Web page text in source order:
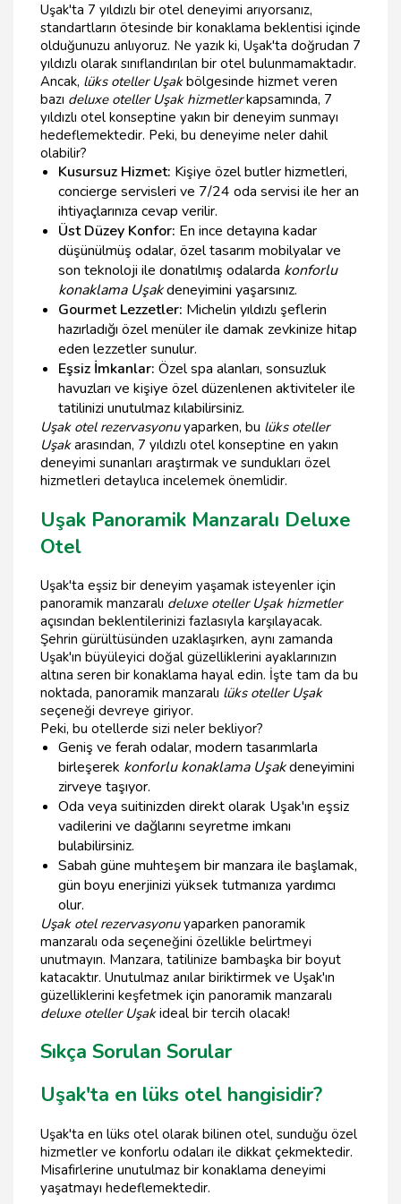
Uşak'ta 7 yıldızlı bir otel deneyimi arıyorsanız,
standartların ötesinde bir konaklama beklentisi içinde
olduğunuzu anlıyoruz. Ne yazık ki, Uşak'ta doğrudan 7
yıldızlı olarak sınıflandırılan bir otel bulunmamaktadır.
Ancak, lüks oteller Uşakbölgesinde hizmet veren
bazı deluxe oteller Uşak hizmetlerkapsamında, 7
yıldızlı otel konseptine yakın bir deneyim sunmayı
hedeflemektedir. Peki, bu deneyime neler dahil
olabilir?
Kusursuz Hizmet: Kişiye özel butler hizmetleri,
concierge servisleri ve 7/24 oda servisi ile her an
ihtiyaçlarınıza cevap verilir.
Üst Düzey Konfor: En ince detayına kadar
düşünülmüş odalar, özel tasarım mobilyalar ve
son teknoloji ile donatılmış odalarda konforlu
konaklama Uşakdeneyimini yaşarsınız.
Gourmet Lezzetler: Michelin yıldızlı şeflerin
hazırladığı özel menüler ile damak zevkinize hitap
eden lezzetler sunulur.
Eşsiz İmkanlar: Özel spa alanları, sonsuzluk
havuzları ve kişiye özel düzenlenen aktiviteler ile
tatilinizi unutulmaz kılabilirsiniz.
Uşak otel rezervasyonuyaparken, bu lüks oteller
Uşakarasından, 7 yıldızlı otel konseptine en yakın
deneyimi sunanları araştırmak ve sundukları özel
hizmetleri detaylıca incelemek önemlidir.
Uşak Panoramik Manzaralı Deluxe
Otel
Uşak'ta eşsiz bir deneyim yaşamak isteyenler için
panoramik manzaralı deluxe oteller Uşak hizmetler
açısından beklentilerinizi fazlasıyla karşılayacak.
Şehrin gürültüsünden uzaklaşırken, aynı zamanda
Uşak'ın büyüleyici doğal güzelliklerini ayaklarınızın
altına seren bir konaklama hayal edin. İşte tam da bu
noktada, panoramik manzaralı lüks oteller Uşak
seçeneği devreye giriyor.
Peki, bu otellerde sizi neler bekliyor?
Geniş ve ferah odalar, modern tasarımlarla
birleşerek konforlu konaklama Uşakdeneyimini
zirveye taşıyor.
Oda veya suitinizden direkt olarak Uşak'ın eşsiz
vadilerini ve dağlarını seyretme imkanı
bulabilirsiniz.
Sabah güne muhteşem bir manzara ile başlamak,
gün boyu enerjinizi yüksek tutmanıza yardımcı
olur.
Uşak otel rezervasyonuyaparken panoramik
manzaralı oda seçeneğini özellikle belirtmeyi
unutmayın. Manzara, tatilinize bambaşka bir boyut
katacaktır. Unutulmaz anılar biriktirmek ve Uşak'ın
güzelliklerini keşfetmek için panoramik manzaralı
deluxe oteller Uşakideal bir tercih olacak!
Sıkça Sorulan Sorular
Uşak'ta en lüks otel hangisidir?
Uşak'ta en lüks otel olarak bilinen otel, sunduğu özel
hizmetler ve konforlu odaları ile dikkat çekmektedir.
Misafirlerine unutulmaz bir konaklama deneyimi
yaşatmayı hedeflemektedir.